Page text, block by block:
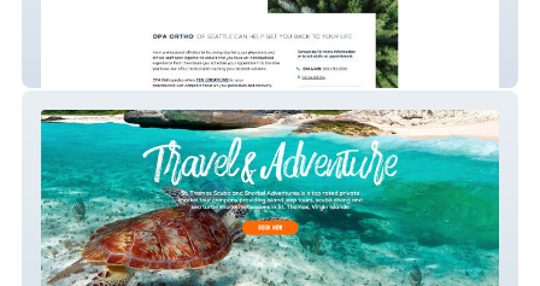
OPA Orthopedics / Web